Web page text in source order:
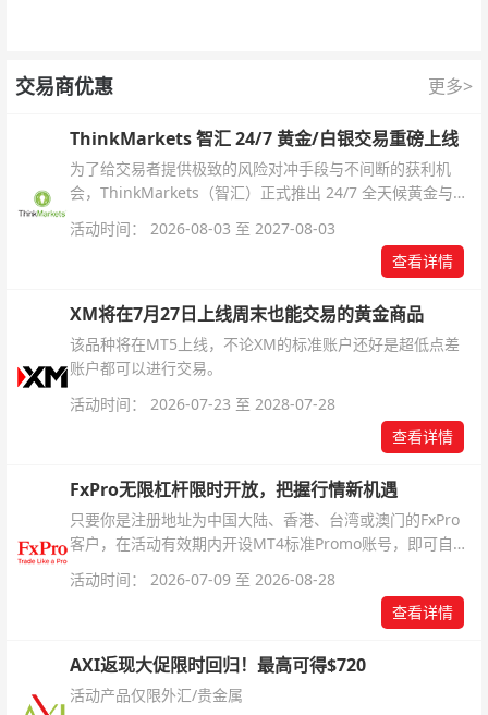
交易商优惠 更多>
ThinkMarkets 智汇 24/7 黄金/白银交易重磅上线
为了给交易者提供极致的风险对冲手段与不间断的获利机
会，ThinkMarkets（智汇）正式推出 24/7 全天候黄金与白
杆配置、支持软件及交易细则。
活动时间： 2026-08-03 至 2027-08-03
查看详情
XM将在7月27日上线周末也能交易的黄金商品
该品种将在MT5上线，不论XM的标准账户还好是超低点差
账户都可以进行交易。
活动时间： 2026-07-23 至 2028-07-28
查看详情
FxPro无限杠杆限时开放，把握行情新机遇
只要你是注册地址为中国大陆、香港、台湾或澳门的FxPro
客户，在活动有效期内开设MT4标准Promo账号，即可自动
活动时间： 2026-07-09 至 2026-08-28
查看详情
AXI返现大促限时回归！最高可得$720
活动产品仅限外汇/贵金属